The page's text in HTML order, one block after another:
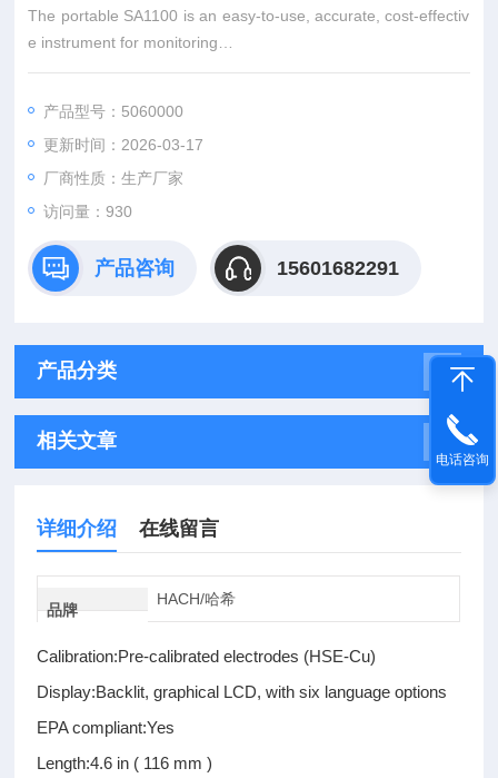
The portable SA1100 is an easy-to-use, accurate, cost-effectiv
e instrument for monitoring
lead and copper concentrations. Using differential pulse anodi
USEPA-approved method
产品型号：5060000
更新时间：2026-03-17
厂商性质：生产厂家
访问量：930
产品咨询 15601682291
产品分类
相关文章
详细介绍 在线留言
品牌
HACH/哈希
Calibration:Pre-calibrated electrodes (HSE-Cu)
Display:Backlit, graphical LCD, with six language options
EPA compliant:Yes
Length:4.6 in ( 116 mm )
电话咨询